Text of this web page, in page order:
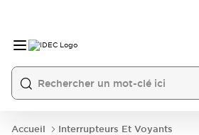
Accueil
Interrupteurs Et Voyants